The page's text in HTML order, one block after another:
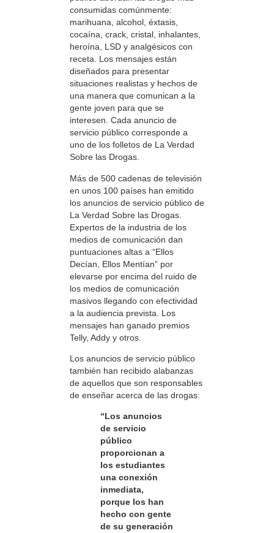
consumidas comúnmente:
marihuana, alcohol, éxtasis,
cocaína, crack, cristal, inhalantes,
heroína, LSD y analgésicos con
receta. Los mensajes están
diseñados para presentar
situaciones realistas y hechos de
una manera que comunican a la
gente joven para que se
interesen. Cada anuncio de
servicio público corresponde a
uno de los folletos de La Verdad
Sobre las Drogas.
Más de 500 cadenas de televisión
en unos 100 países han emitido
los anuncios de servicio público de
La Verdad Sobre las Drogas.
Expertos de la industria de los
medios de comunicación dan
puntuaciones altas a “Ellos
Decían, Ellos Mentían” por
elevarse por encima del ruido de
los medios de comunicación
masivos llegando con efectividad
a la audiencia prevista. Los
mensajes han ganado premios
Telly, Addy y otros.
Los anuncios de servicio público
también han recibido alabanzas
de aquellos que son responsables
de enseñar acerca de las drogas:
“Los anuncios
de servicio
público
proporcionan a
los estudiantes
una conexión
inmediata,
porque los han
hecho con gente
de su generación